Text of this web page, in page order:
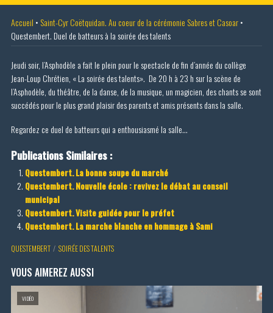
Accueil • Saint-Cyr Coëtquidan. Au coeur de la cérémonie Sabres et Casoar•
Questembert. Duel de batteurs à la soirée des talents
Jeudi soir, l’Asphodèle a fait le plein pour le spectacle de fin d’année du collège
Jean-Loup Chrétien, « La soirée des talents». De 20 h à 23 h sur la scène de
l’Asphodèle, du théâtre, de la danse, de la musique, un magicien, des chants se sont
succédés pour le plus grand plaisir des parents et amis présents dans la salle.
Regardez ce duel de batteurs qui a enthousiasmé la salle…
Publications Similaires :
Questembert. La bonne soupe du marché
Questembert. Nouvelle école : revivez le débat au conseil
municipal
Questembert. Visite guidée pour le préfet
Questembert. La marche blanche en hommage à Sami
QUESTEMBERT SOIRÉE DES TALENTS
VOUS AIMEREZ AUSSI
VIDÉO